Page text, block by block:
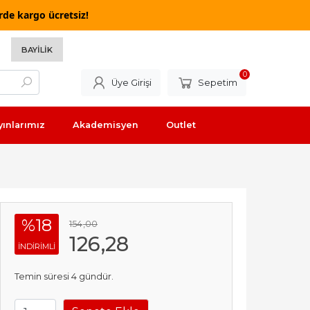
kargo ücretsiz!
BAYILIK
Üye Girişi Sepetim
0
Akademisyen Outlet
%18
INDIRIMLI
154,00
126,28
Temin süresi 4 gündür.